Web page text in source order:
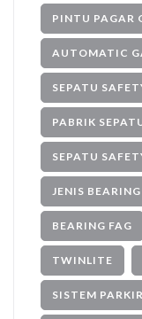
PINTU PAGAR
AUTOMATIC
SEPATU
PABRIK
SEPATU
JENIS BEARING
BEARING FAG
TWINLITE
SISTEM PARKIR